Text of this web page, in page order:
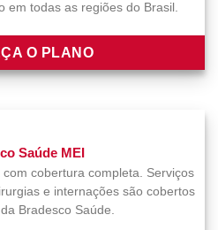
em todas as regiões do Brasil.
O PLANO
Saúde MEI
cobertura completa. Serviços
e internações são cobertos
Bradesco Saúde.